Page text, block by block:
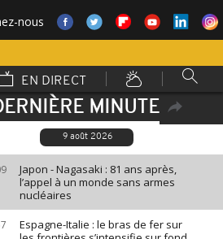
nous
EN DIRECT
MINUTE
9 août 2026
Japon - Nagasaki : 81 ans après,
l’appel à un monde sans armes
nucléaires
Espagne-Italie : le bras de fer sur